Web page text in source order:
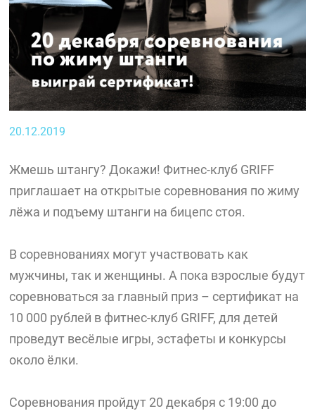
20.12.2019
Жмешь штангу? Докажи! Фитнес-клуб GRIFF
приглашает на открытые соревнования по жиму
лёжа и подъему штанги на бицепс стоя.
В соревнованиях могут участвовать как
мужчины, так и женщины. А пока взрослые будут
соревноваться за главный приз – сертификат на
10 000 рублей в фитнес-клуб GRIFF, для детей
проведут весёлые игры, эстафеты и конкурсы
около ёлки.
Соревнования пройдут 20 декабря с 19:00 до